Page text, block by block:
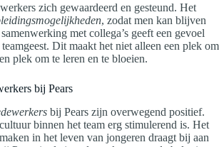
zich gewaardeerd en gesteund. Het
, zodat men kan blijven
met collega’s geeft een gevoel
Dit maakt het niet alleen een plek om
plek om te leren en te bloeien.
bij Pears
bij Pears zijn overwegend positief.
binnen het team erg stimulerend is. Het
in het leven van jongeren draagt bij aan